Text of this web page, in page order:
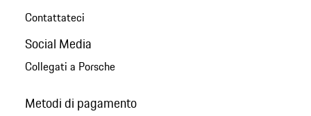
Contattateci
Social Media
Collegati a Porsche
Metodi di pagamento